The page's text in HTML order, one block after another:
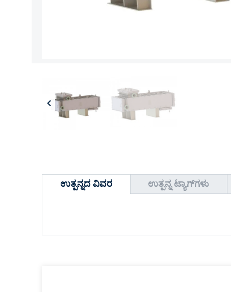
ಉತ್ಪನ್ನದ ವಿವರ ಉತ್ಪನ್ನ ಟ್ಯಾಗ್‌ಗಳು